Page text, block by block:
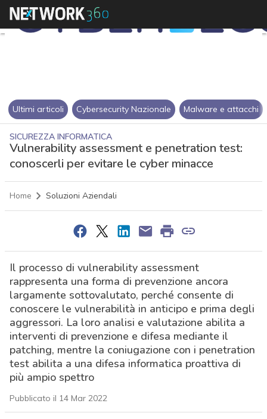
Ultimi articoli Cybersecurity Nazionale Malware e attacchi
SICUREZZA INFORMATICA
Vulnerability assessment e penetration test:
conoscerli per evitare le cyber minacce
Home Soluzioni Aziendali
Il processo di vulnerability assessment
rappresenta una forma di prevenzione ancora
largamente sottovalutato, perché consente di
conoscere le vulnerabilità in anticipo e prima degli
aggressori. La loro analisi e valutazione abilita a
interventi di prevenzione e difesa mediante il
patching, mentre la coniugazione con i penetration
test abilita a una difesa informatica proattiva di
più ampio spettro
Pubblicato il 14 Mar 2022